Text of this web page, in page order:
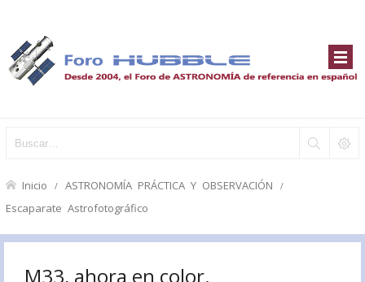
Inicio ASTRONOMÍA PRÁCTICA Y OBSERVACIÓN
Escaparate Astrofotográfico
M33, ahora en color.